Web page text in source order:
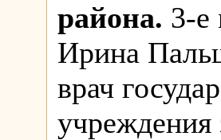
района. 3-е
Ирина
врач
учреждения